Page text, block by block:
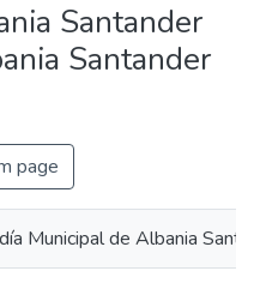
Santander
Santander
page
Municipal de Albania